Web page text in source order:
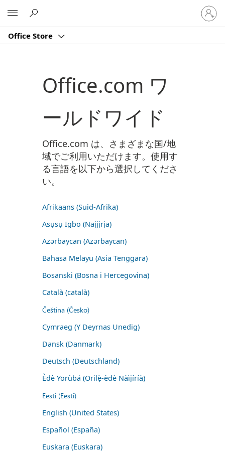
Office Store
ア
カ
ウ
Office.com ワ
ールドワイド
Office.com は、さまざまな国/地
域でご利用いただけます。使用す
る言語を以下から選択してくださ
い。
Afrikaans (Suid-Afrika)
Asụsụ Igbo (Naịjịrịa)
Azərbaycan (Azərbaycan)
Bahasa Melayu (Asia Tenggara)
Bosanski (Bosna i Hercegovina)
Català (català)
Čeština (Česko)
Cymraeg (Y Deyrnas Unedig)
Dansk (Danmark)
Deutsch (Deutschland)
Èdè Yorùbá (Orilẹ̀-èdè Nàìjíríà)
Eesti (Eesti)
English (United States)
Español (España)
Euskara (Euskara)